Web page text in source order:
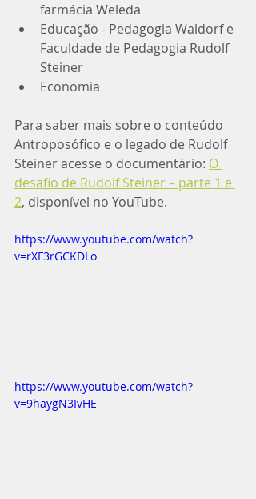
farmácia Weleda
Educação - Pedagogia Waldorf e
Faculdade de Pedagogia Rudolf
Steiner
Economia
Para saber mais sobre o conteúdo
Antroposófico e o legado de Rudolf
Steiner acesse o documentário: O
desafio de Rudolf Steiner – parte 1 e
2, disponível no YouTube.
https://www.youtube.com/watch?
v=rXF3rGCKDLo
https://www.youtube.com/watch?
v=9haygN3IvHE